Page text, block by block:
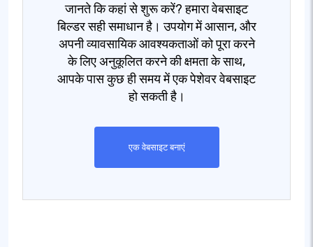
जानते कि कहां से शुरू करें? हमारा वेबसाइट
बिल्डर सही समाधान है। उपयोग में आसान, और
अपनी व्यावसायिक आवश्यकताओं को पूरा करने
के लिए अनुकूलित करने की क्षमता के साथ,
आपके पास कुछ ही समय में एक पेशेवर वेबसाइट
हो सकती है।
एक वेबसाइट बनाएं